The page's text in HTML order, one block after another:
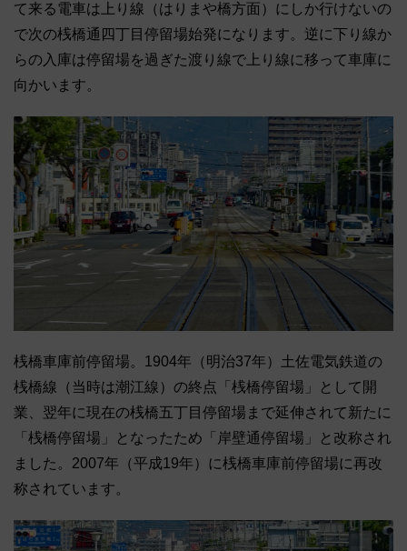
て来る電車は上り線（はりまや橋方面）にしか行けないの
で次の桟橋通四丁目停留場始発になります。逆に下り線か
らの入庫は停留場を過ぎた渡り線で上り線に移って車庫に
向かいます。
桟橋車庫前停留場。1904年（明治37年）土佐電気鉄道の
桟橋線（当時は潮江線）の終点「桟橋停留場」として開
業、翌年に現在の桟橋五丁目停留場まで延伸されて新たに
「桟橋停留場」となったため「岸壁通停留場」と改称され
ました。2007年（平成19年）に桟橋車庫前停留場に再改
称されています。